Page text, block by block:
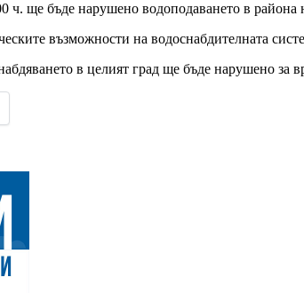
ч. ще бъде нарушено водоподаването в района
възможности на водоснабдителната
в целият град ще бъде нарушено за